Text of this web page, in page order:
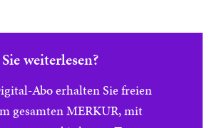
weiterlesen?
Abo erhalten Sie freien
gesamten MERKUR, mit